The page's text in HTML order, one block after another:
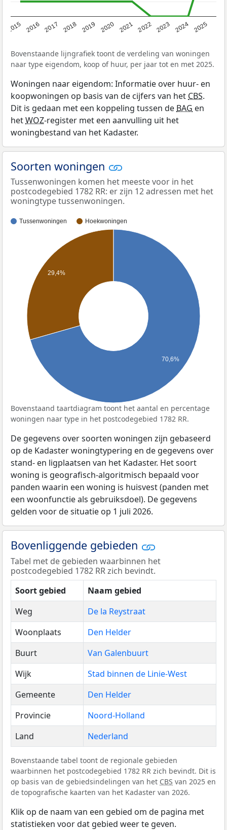
2015 2016 2017 2018 2019 2020 2021 2022 2023 2024 2025
Bovenstaande lijngrafiek toont de verdeling van woningen
naar type eigendom, koop of huur, per jaar tot en met 2025.
Woningen naar eigendom: Informatie over huur- en
koopwoningen op basis van de cijfers van het CBS.
Dit is gedaan met een koppeling tussen de BAG en
hetWOZ-register met een aanvulling uit het
woningbestand van het Kadaster.
Soorten woningen
Tussenwoningen komen het meeste voor in het
postcodegebied 1782 RR: er zijn 12 adressen met het
woningtype tussenwoningen.
Tussenwoningen Hoekwoningen
29,4%
70,6%
Bovenstaand taartdiagram toont het aantal en percentage
woningen naar type in het postcodegebied 1782 RR.
De gegevens over soorten woningen zijn gebaseerd
op de Kadaster woningtypering en de gegevens over
stand- en ligplaatsen van het Kadaster. Het soort
woning is geografisch-algoritmisch bepaald voor
panden waarin een woning is huisvest (panden met
een woonfunctie als gebruiksdoel). De gegevens
gelden voor de situatie op 1 juli 2026.
Bovenliggende gebieden
Tabel met de gebieden waarbinnen het
postcodegebied 1782 RR zich bevindt.
Soort gebied
Naam gebied
Weg
De la Reystraat
Woonplaats
Den Helder
Buurt
Van Galenbuurt
Wijk
Stad binnen de Linie-West
Gemeente
Den Helder
Provincie
Noord-Holland
Land
Nederland
Bovenstaande tabel toont de regionale gebieden
waarbinnen het postcodegebied 1782 RR zich bevindt. Dit is
op basis van de gebiedsindelingen van het CBS van 2025 en
de topografische kaarten van het Kadaster van 2026.
Klik op de naam van een gebied om de pagina met
statistieken voor dat gebied weer te geven.